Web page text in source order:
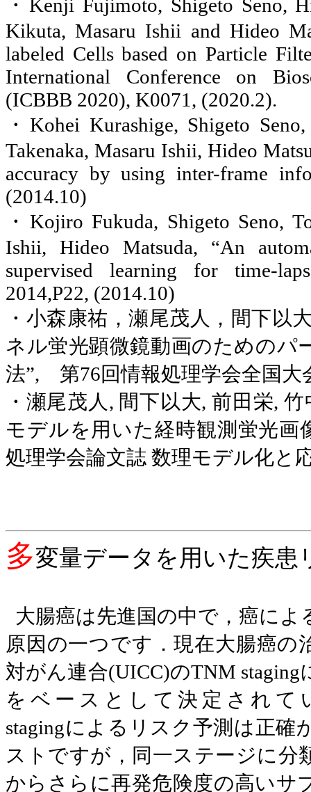
・
Kenji Fujimoto, Shigeto Seno,
Kikuta, Masaru Ishii and Hideo
labeled Cells based on Particle
International Conference on
(ICBBB 2020), K0071, (2020.2).
・Kohei Kurashige, Shigeto
Takenaka, Masaru Ishii, Hideo
accuracy by using inter-frame
(2014.10)
・ Kojiro Fukuda, Shigeto Seno,
Ishii, Hideo Matsuda, “An
supervised learning for time-
2014,P22, (2014.10)
・小森康祐，瀬尾茂人，間下以
ネル蛍光顕微鏡動画のためのパ
法”, 第76回情報処理学会全国大
・瀬尾茂人 , 間下以大,前田栄,竹
モデルを用いた経時観測蛍光画
処理学会論文誌 数理モデル化と
多変量データを用いた疾患
大腸癌は先進国の中で，癌によ
原因の一つです．現在大腸癌の
対がん連合(UICC)のTNM staging
をベースとして決定されて
stagingによるリスク予測は正確
ストですが，同一ステージに分
からさらに再発危険度の高いサ